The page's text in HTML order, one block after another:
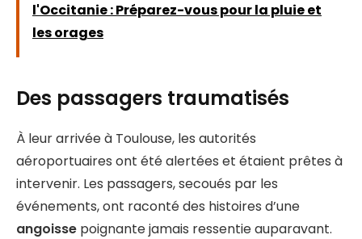
l'Occitanie : Préparez-vous pour la pluie et
les orages
Des passagers traumatisés
À leur arrivée à Toulouse, les autorités
aéroportuaires ont été alertées et étaient prêtes à
intervenir. Les passagers, secoués par les
événements, ont raconté des histoires d’une
angoisse poignante jamais ressentie auparavant.